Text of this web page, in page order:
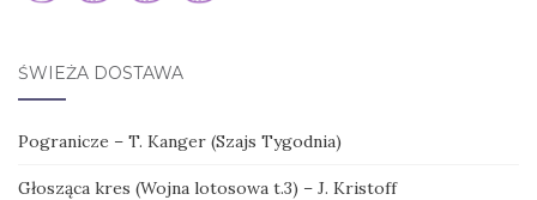
ŚWIEŻA DOSTAWA
Pogranicze – T. Kanger (Szajs Tygodnia)
Głosząca kres (Wojna lotosowa t.3) – J. Kristoff